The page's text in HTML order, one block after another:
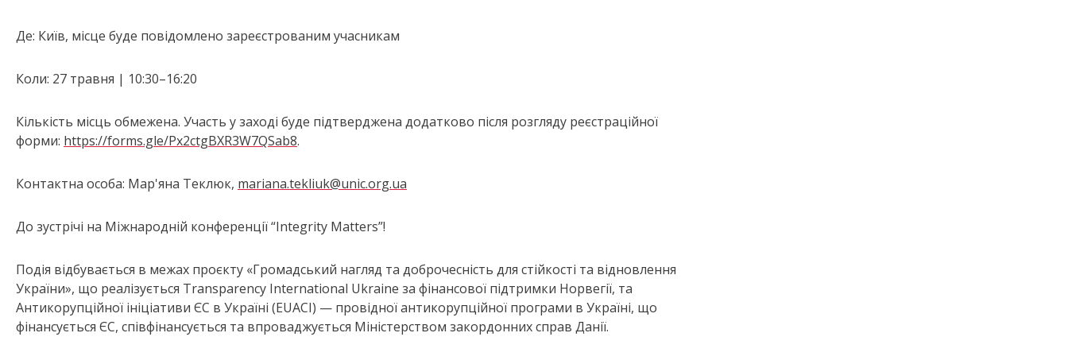
Де: Київ, місце буде повідомлено зареєстрованим учасникам
Коли: 27 травня | 10:30–16:20
Кількість місць обмежена. Участь у заході буде підтверджена додатково після розгляду реєстраційної
форми: https://forms.gle/Px2ctgBXR3W7QSab8.
Контактна особа: Мар'яна Теклюк, mariana.tekliuk@unic.org.ua
До зустрічі на Міжнародній конференції “Integrity Matters”!
Подія відбувається в межах проєкту «Громадський нагляд та доброчесність для стійкості та відновлення
України», що реалізується Transparency International Ukraine за фінансової підтримки Норвегії, та
Антикорупційної ініціативи ЄС в Україні (EUACI) — провідної антикорупційної програми в Україні, що
фінансується ЄС, співфінансується та впроваджується Міністерством закордонних справ Данії.